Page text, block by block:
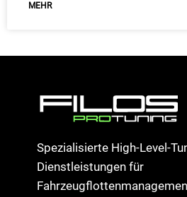
ΜEHR
Spezialisierte High-Level-
Dienstleistungen für